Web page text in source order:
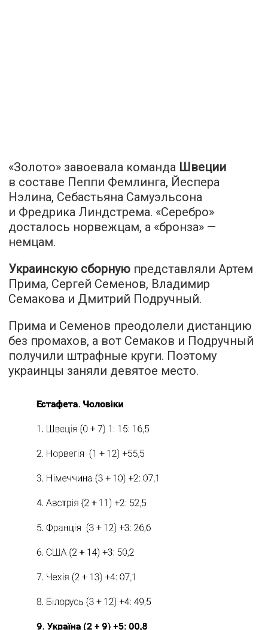
«Золото» завоевала команда Швеции
в составе Пеппи Фемлинга, Йеспера
Нэлина, Себастьяна Самуэльсона
и Фредрика Линдстрема. «Серебро»
досталось норвежцам, а «бронза» —
немцам.
Украинскую сборную представляли Артем
Прима, Сергей Семенов, Владимир
Семакова и Дмитрий Подручный.
Прима и Семенов преодолели дистанцию
без промахов, а вот Семаков и Подручный
получили штрафные круги. Поэтому
украинцы заняли девятое место.